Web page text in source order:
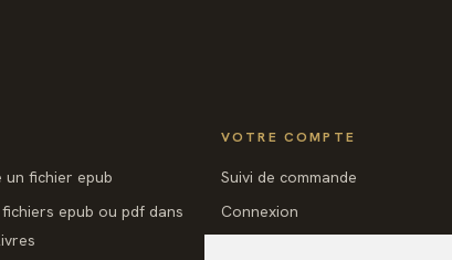
un fichier epub
epub ou pdf dans
VOTRE COMPTE
Suivi de commande
Connexion